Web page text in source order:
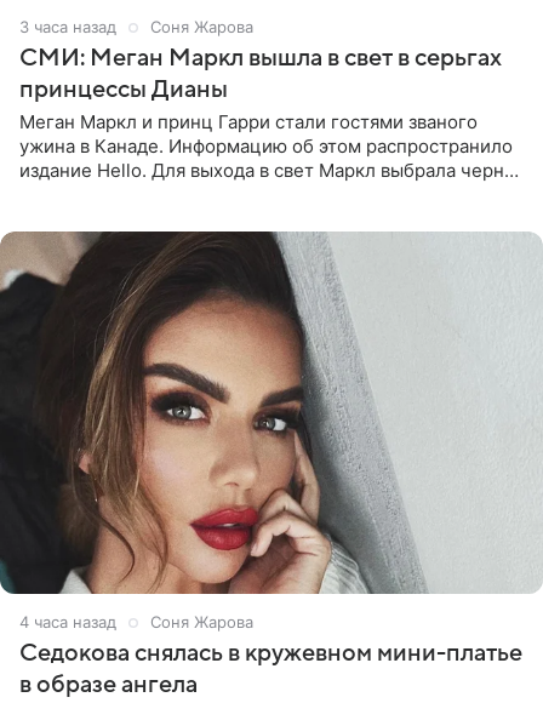
3 часа назад Соня Жарова
СМИ: Меган Маркл вышла в свет в серьгах
принцессы Дианы
Меган Маркл и принц Гарри стали гостями званого
ужина в Канаде. Информацию об этом распространило
издание Hello. Для выхода в свет Маркл выбрала черное
4 часа назад Соня Жарова
Седокова снялась в кружевном мини-платье
в образе ангела